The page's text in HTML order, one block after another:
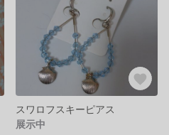
スワロフスキーピアス
展示中